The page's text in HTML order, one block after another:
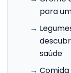
para
→
saúde
→